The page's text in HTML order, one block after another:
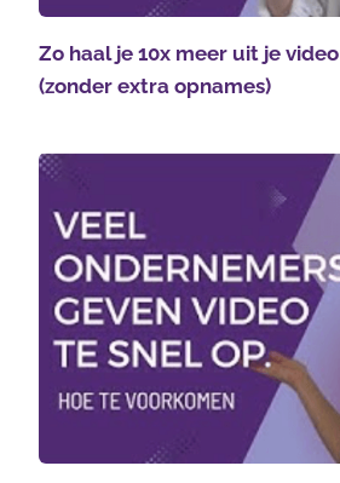
Zo haal je 10x meer uit je video
(zonder extra opnames)